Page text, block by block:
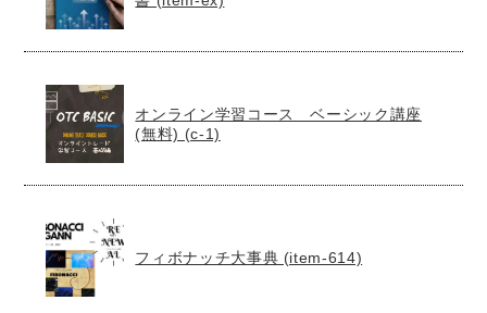
オンライン学習コース ベーシック講座
(無料) (c-1)
フィボナッチ大事典 (item-614)